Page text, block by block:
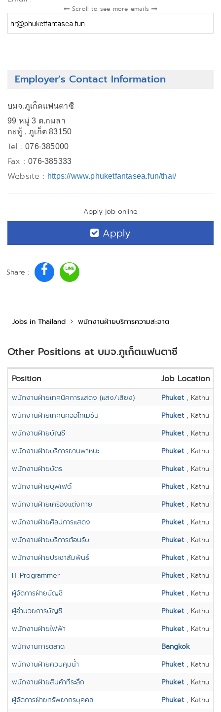
Scroll to see more emails
Employer's Contact Information
บมจ.ภูเก็ตแฟนตาซี
99 หมู่ 3 ต.กมลา
กะทู้ , ภูเก็ต 83150
Tel :076-385000
Fax :076-385333
Website : https://www.phuketfantasea.fun/thai/
Apply job online
Apply
Share :
Jobs in Thailand พนักงานฝ่ายบริการความสะอาด
Other Positions at บมจ.ภูเก็ตแฟนตาซี
Position Job Location
พนักงานฝ่ายเทคนิคการแสดง (แสง/เสียง) Phuket, Kathu
พนักงานฝ่ายเทคนิคออโทเมชั่น
Phuket, Kathu
พนักงานฝ่ายบัญชี
Phuket, Kathu
พนักงานฝ่ายบริการยานพาหนะ
Phuket, Kathu
พนักงานฝ่ายบัตร
Phuket, Kathu
พนักงานฝ่ายบุฟเฟต์
Phuket, Kathu
พนักงานฝ่ายเครื่องแต่งกาย
Phuket, Kathu
พนักงานฝ่ายศิลปการแสดง
Phuket, Kathu
พนักงานฝ่ายบริการต้อนรับ
Phuket, Kathu
พนักงานฝ่ายประชาสัมพันธ์
Phuket, Kathu
IT Programmer
Phuket, Kathu
ผู้จัดการฝ่ายบัญชี
Phuket, Kathu
ผู้อำนวยการบัญชี
Phuket, Kathu
พนักงานฝ่ายไฟฟ้า
Phuket, Kathu
พนักงานการตลาด
Bangkok
พนักงานฝ่ายควบคุมน้ำ
Phuket, Kathu
พนักงานฝ่ายสินค้าที่ระลึก
Phuket, Kathu
ผู้จัดการฝ่ายทรัพยากรบุคคล
Phuket, Kathu